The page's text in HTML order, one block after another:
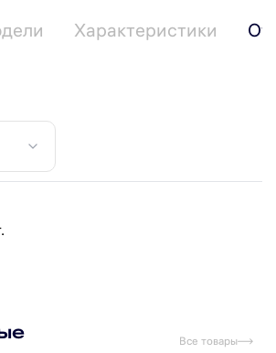
Характеристики
Все товары